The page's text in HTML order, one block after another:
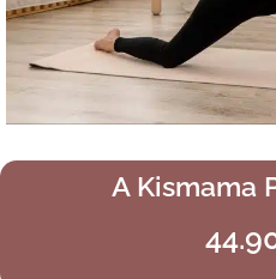
A Kismama